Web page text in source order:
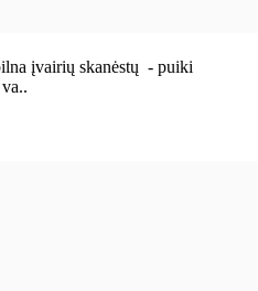
įvairių skanėstų - puiki